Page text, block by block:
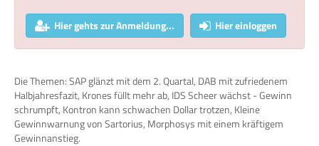
Hier gehts zur Anmeldung... Hier einloggen
Die Themen: SAP glänzt mit dem 2. Quartal, DAB mit zufriedenem
Halbjahresfazit, Krones füllt mehr ab, IDS Scheer wächst - Gewinn
schrumpft, Kontron kann schwachen Dollar trotzen, Kleine
Gewinnwarnung von Sartorius, Morphosys mit einem kräftigem
Gewinnanstieg.